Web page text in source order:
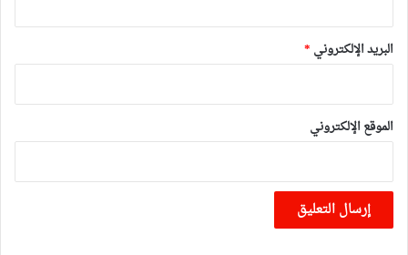
البريد الإلكتروني *
الموقع الإلكتروني